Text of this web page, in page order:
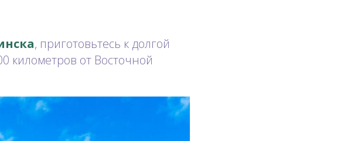
, приготовьтесь к долгой
километров от Восточной